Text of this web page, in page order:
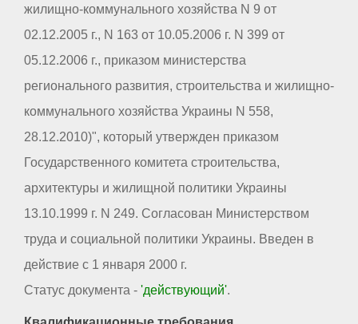
жилищно-коммунального хозяйства N 9 от
02.12.2005 г., N 163 от 10.05.2006 г. N 399 от
05.12.2006 г., приказом министерства
регионального развития, строительства и жилищно-
коммунального хозяйства Украины N 558,
28.12.2010)", который утвержден приказом
Государственного комитета строительства,
архитектуры и жилищной политики Украины
13.10.1999 г. N 249. Согласован Министерством
труда и социальной политики Украины. Введен в
действие с 1 января 2000 г.
Статус документа - 'действующий'.